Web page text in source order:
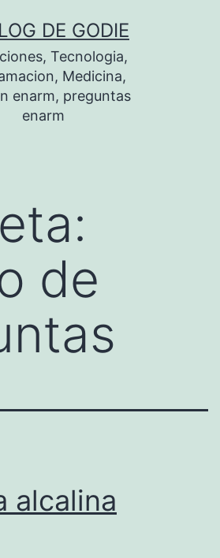
DE GODIE
Tecnologia,
Medicina,
enarm, preguntas
enarm
de
alcalina